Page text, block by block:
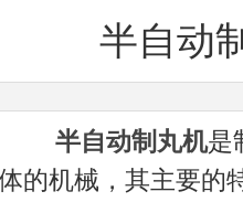
半自动
半自动制丸机是
的机械，其主要的